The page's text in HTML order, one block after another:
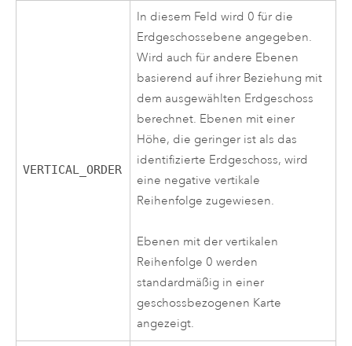
VERTICAL_ORDER
In diesem Feld wird 0 für die
Erdgeschossebene angegeben.
Wird auch für andere Ebenen
basierend auf ihrer Beziehung mit
dem ausgewählten Erdgeschoss
berechnet. Ebenen mit einer
Höhe, die geringer ist als das
identifizierte Erdgeschoss, wird
eine negative vertikale
Reihenfolge zugewiesen.
Ebenen mit der vertikalen
Reihenfolge 0 werden
standardmäßig in einer
geschossbezogenen Karte
angezeigt.